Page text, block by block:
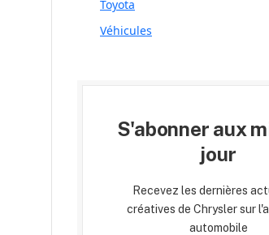
Toyota
Véhicules
S'abonner aux
jour
Recevez les dernières
créatives de Chrysler sur
automobile